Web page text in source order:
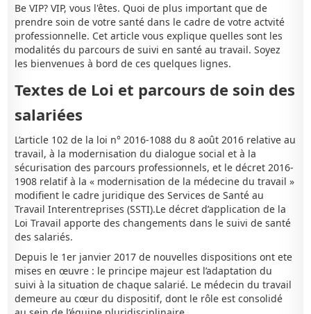
Be VIP? VIP, vous l'êtes. Quoi de plus important que de
prendre soin de votre santé dans le cadre de votre actvité
professionnelle. Cet article vous explique quelles sont les
modalités du parcours de suivi en santé au travail. Soyez
les bienvenues à bord de ces quelques lignes.
Textes de Loi et parcours de soin des
salariées
L’article 102 de la loi n° 2016-1088 du 8 août 2016 relative au
travail, à la modernisation du dialogue social et à la
sécurisation des parcours professionnels, et le décret 2016-
1908 relatif à la « modernisation de la médecine du travail »
modifient le cadre juridique des Services de Santé au
Travail Interentreprises (SSTI).Le décret d’application de la
Loi Travail apporte des changements dans le suivi de santé
des salariés.
Depuis le 1er janvier 2017 de nouvelles dispositions ont ete
mises en œuvre : le principe majeur est l’adaptation du
suivi à la situation de chaque salarié. Le médecin du travail
demeure au cœur du dispositif, dont le rôle est consolidé